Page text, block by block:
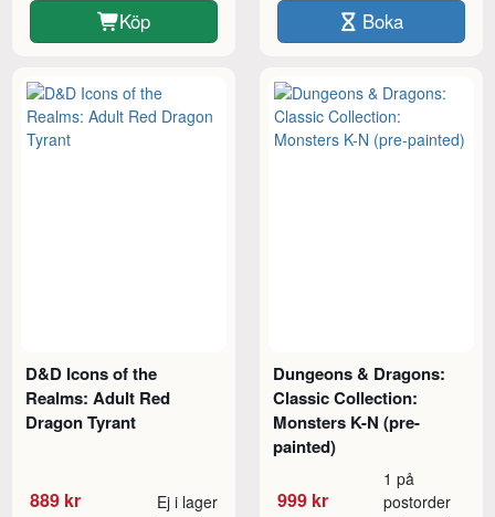
Köp Boka
D&D Icons of the
Realms: Adult Red
Dragon Tyrant
889 kr Ej i lager
Dungeons & Dragons:
Classic Collection:
Monsters K-N (pre-
painted)
999 kr
1 på
postorder